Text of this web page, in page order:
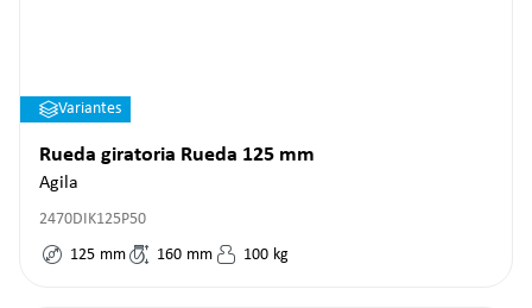
Variantes
Rueda giratoria Rueda 125 mm
Agila
2470DIK125P50
125 mm 160 mm 100 kg